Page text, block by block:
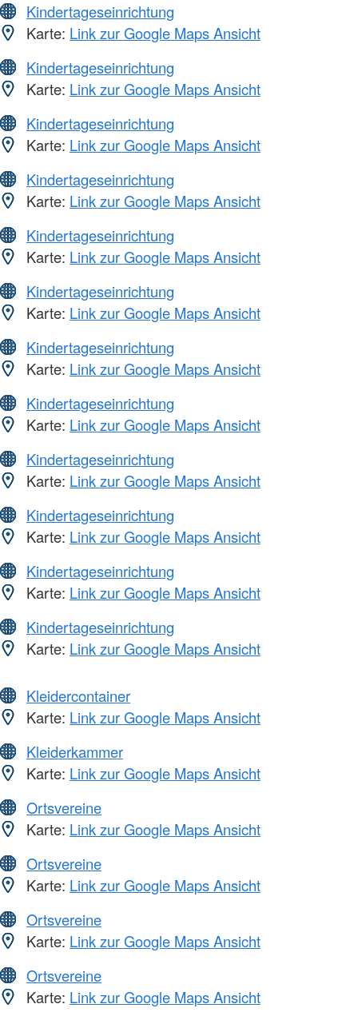
Kindertageseinrichtung
Karte: Link zur Google Maps Ansicht
Kindertageseinrichtung
Karte: Link zur Google Maps Ansicht
Kindertageseinrichtung
Karte: Link zur Google Maps Ansicht
Kindertageseinrichtung
Karte: Link zur Google Maps Ansicht
Kindertageseinrichtung
Karte: Link zur Google Maps Ansicht
Kindertageseinrichtung
Karte: Link zur Google Maps Ansicht
Kindertageseinrichtung
Karte: Link zur Google Maps Ansicht
Kindertageseinrichtung
Karte: Link zur Google Maps Ansicht
Kindertageseinrichtung
Karte: Link zur Google Maps Ansicht
Kindertageseinrichtung
Karte: Link zur Google Maps Ansicht
Kindertageseinrichtung
Karte: Link zur Google Maps Ansicht
Kindertageseinrichtung
Karte: Link zur Google Maps Ansicht
Kleidercontainer
Karte: Link zur Google Maps Ansicht
Kleiderkammer
Karte: Link zur Google Maps Ansicht
Ortsvereine
Karte: Link zur Google Maps Ansicht
Ortsvereine
Karte: Link zur Google Maps Ansicht
Ortsvereine
Karte: Link zur Google Maps Ansicht
Ortsvereine
Karte: Link zur Google Maps Ansicht